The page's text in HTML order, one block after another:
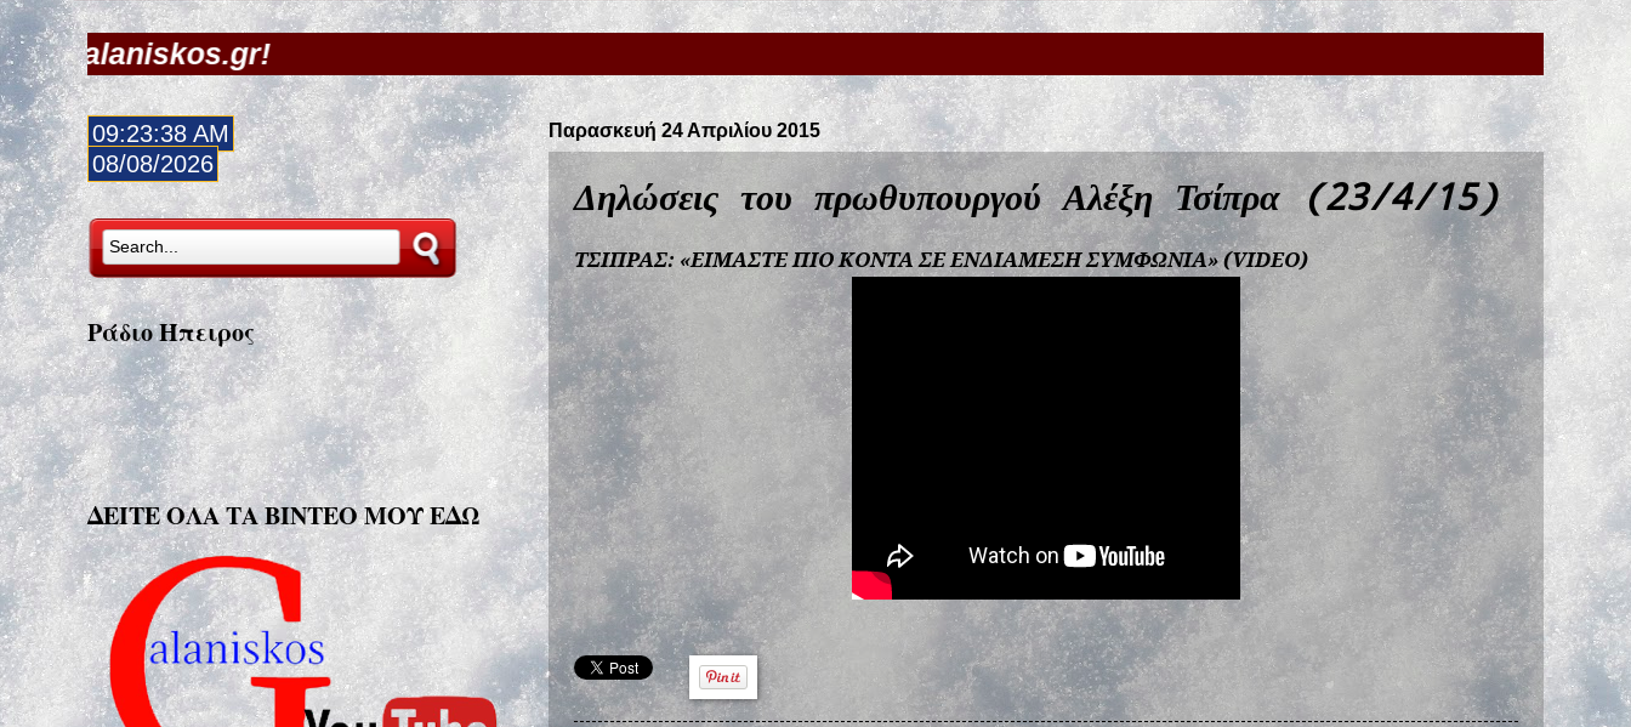
Παρασκευή 24 Απριλίου 2015
Δηλώσεις του πρωθυπουργού Αλέξη Τσίπρα (23/4/15)
ΤΣΙΠΡΑΣ: «ΕΙΜΑΣΤΕ ΠΙΟ ΚΟΝΤΑ ΣΕ ΕΝΔΙΑΜΕΣΗ ΣΥΜΦΩΝΙΑ» (VIDEO)
09:23:39 AM
08/08/2026
Ράδιο Ήπειρος
ΔΕΙΤΕ ΟΛΑ ΤΑ ΒΙΝΤΕΟ ΜΟΥ ΕΔΩ